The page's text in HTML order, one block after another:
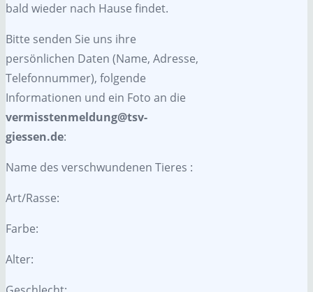
bald wieder nach Hause findet.
Bitte senden Sie uns ihre
persönlichen Daten (Name, Adresse,
Telefonnummer), folgende
Informationen und ein Foto an die
vermisstenmeldung@tsv-
giessen.de:
Name des verschwundenen Tieres :
Art/Rasse:
Farbe:
Alter: